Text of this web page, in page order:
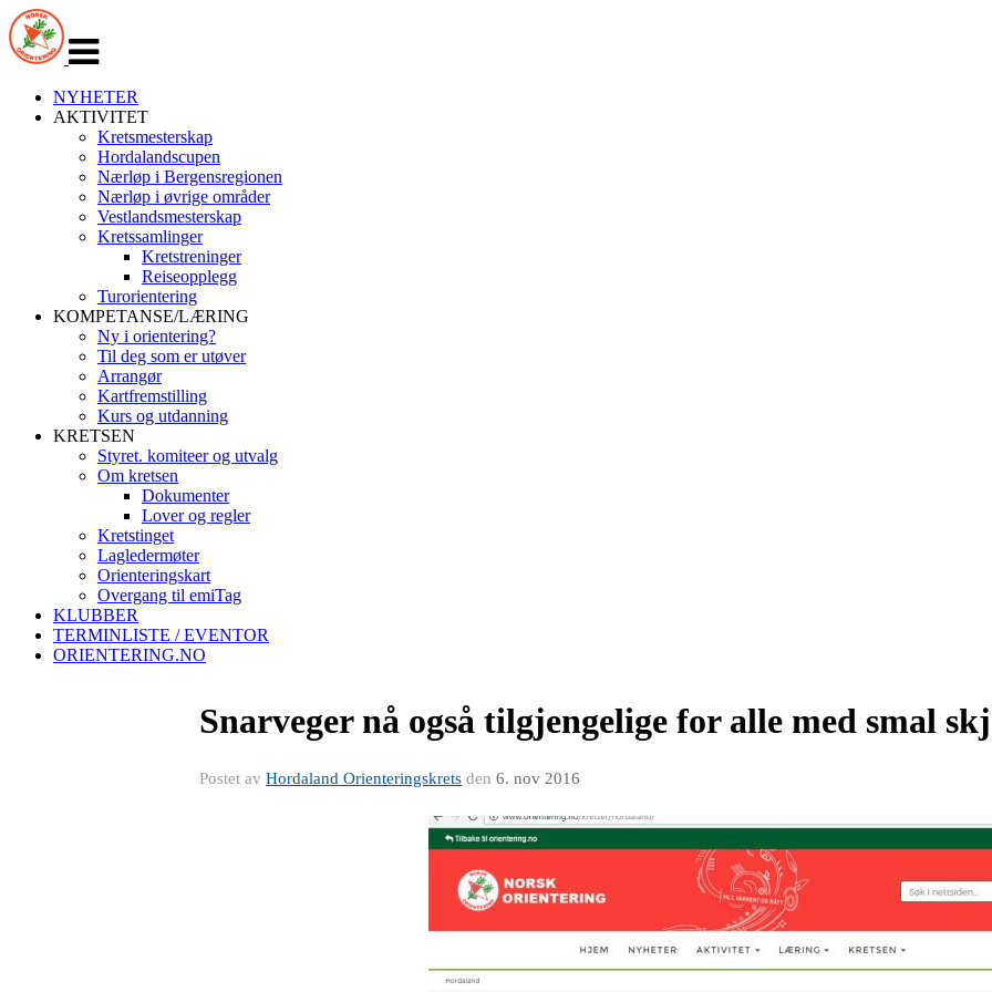
navigasjon
NYHETER
AKTIVITET
Kretsmesterskap
Hordalandscupen
Nærløp i Bergensregionen
Nærløp i øvrige områder
Vestlandsmesterskap
Kretssamlinger
Kretstreninger
Reiseopplegg
Turorientering
KOMPETANSE/LÆRING
Ny i orientering?
Til deg som er utøver
Arrangør
Kartfremstilling
Kurs og utdanning
KRETSEN
Styret. komiteer og utvalg
Om kretsen
Dokumenter
Lover og regler
Kretstinget
Lagledermøter
Orienteringskart
Overgang til emiTag
KLUBBER
TERMINLISTE / EVENTOR
ORIENTERING.NO
Snarveger nå også tilgjengelige for alle med smal
Postet av Hordaland Orienteringskrets den 6. nov 2016